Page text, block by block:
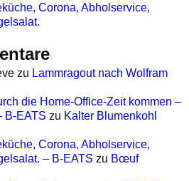
Corona, Abholservice,
zu Lammragout nach Wolfram
die Home-Office-Zeit kommen –
B-EATS zu Kalter Blumenkohl
Corona, Abholservice,
– B-EATS zu Bœuf